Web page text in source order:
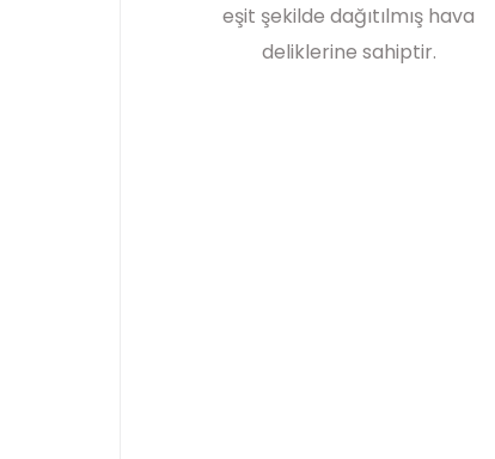
eşit şekilde dağıtılmış hava
deliklerine sahiptir.